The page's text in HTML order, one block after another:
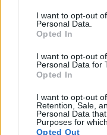
I want to opt-out
Personal Data.
Opted In
I want to opt-out
Personal Data for
Opted In
I want to opt-out
Retention, Sale,
Personal Data
Purposes for
Opted Out
Az előfizetés a
Portfolio.hu
kötéslistái
MÁR ELŐFIZETŐNK